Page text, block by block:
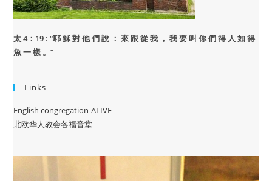
太 4：19 : “耶 穌 對 他 們 說 ： 來 跟 從 我 ， 我 要 叫 你 們 得 人 如 得
魚 一 樣 。”
Links
English congregation-ALIVE
北欧华人教会各福音堂